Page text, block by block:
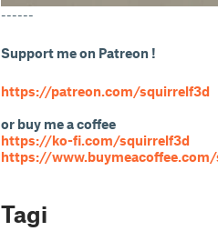
------
Support me on Patreon !
https://patreon.com/squirrelf3d
or buy me a coffee
https://ko-fi.com/squirrelf3d
https://
Tagi